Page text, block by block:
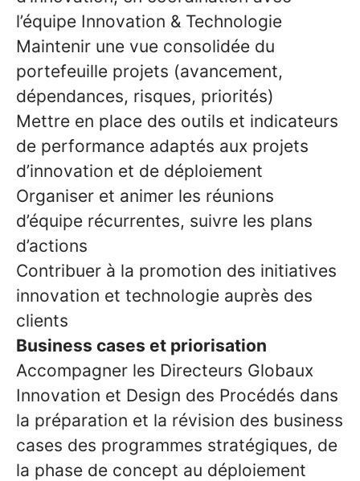
l’équipe Innovation & Technologie
Maintenir une vue consolidée du
portefeuille projets (avancement,
dépendances, risques, priorités)
Mettre en place des outils et indicateurs
de performance adaptés aux projets
d’innovation et de déploiement
Organiser et animer les réunions
d’équipe récurrentes, suivre les plans
d’actions
Contribuer à la promotion des initiatives
innovation et technologie auprès des
clients
Business cases et priorisation
Accompagner les Directeurs Globaux
Innovation et Design des Procédés dans
la préparation et la révision des business
cases des programmes stratégiques, de
la phase de concept au déploiement